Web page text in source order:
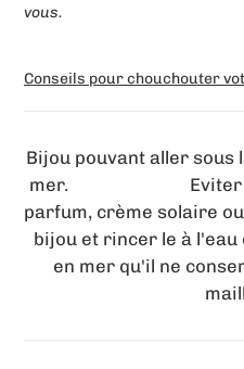
vous.
Conseils pour chouchouter
Bijou pouvant aller sous
mer. Eviter
parfum, crème solaire
bijou et rincer le à
en mer qu'il ne